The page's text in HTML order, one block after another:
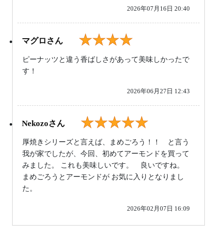
2026年07月16日 20:40
マグロさん ★★★★
ピーナッツと違う香ばしさがあって美味しかったで
す！
2026年06月27日 12:43
Nekozoさん ★★★★★
厚焼きシリーズと言えば、まめごろう！！ と言う
我が家でしたが、今回、初めてアーモンドを買って
みました。 これも美味しいです。 良いですね。
まめごろうとアーモンドが お気に入りとなりまし
た。
2026年02月07日 16:09